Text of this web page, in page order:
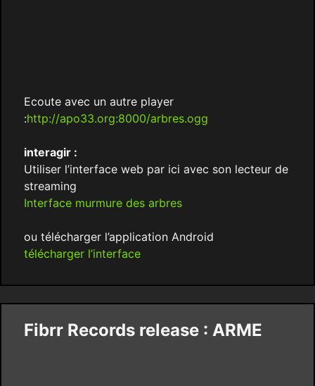
Ecoute avec un autre player
:http://apo33.org:8000/arbres.ogg
interagir :
Utiliser l’interface web par ici avec son lecteur de
streaming
Interface murmure des arbres
ou télécharger l’application Android
télécharger l’interface
Fibrr Records release : ARME